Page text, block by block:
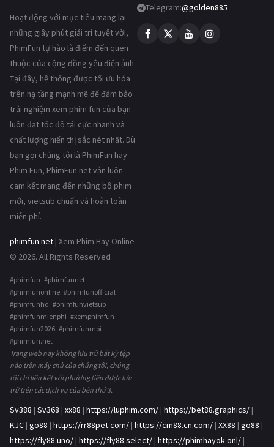
Hoạt động với mục tiêu mang lại
những giây phút giải trí tuyệt vời,
PhimFun tự hào là điểm đến quen
thuộc của cộng đồng yêu điện ảnh.
Tại đây, hệ thống được tối ưu hóa
trên hạ tầng mạnh mẽ để đảm bảo
trải nghiệm xem phim fun của bạn
luôn đạt tốc độ tải cực nhanh và
chất lượng hiển thị sắc nét nhất. Dù
bạn gọi chúng tôi là PhimFun hay
Phim Fun, PhimFun.net vẫn luôn
cam kết mang đến những bộ phim
mới, vietsub chuẩn và hoàn toàn
miễn phí.
phimfun.net | Xem Phim Hay Online
© 2026. All Rights Reserved
#phimfun #phimfunnet
#phimfunonline #phimfunofficial
#phimfunhd #phimfunvietsub
#phimfunmienphi #xemphimfun
#phimfun2026 #phimfunmoi
#phimfun.net
Trang web này không lưu trữ bất kỳ tệp
nào trên máy chủ của chúng tôi, chúng
tôi chỉ liên kết với phương tiện được lưu
trữ trên các dịch vụ của bên thứ 3.
Telegram:@golden885
Sv388 | Sv368 | xx88 | https://luphim.com/ | https://bet88.graphics/ |
KJC | go88 | https://rr88pet.com/ | https://cm88.cn.com/ | XX88 | go88 |
https://fly88.uno/ | https://fly88.select/ | https://phimhayok.onl/ |